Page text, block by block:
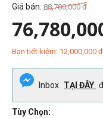
Giá bán: 88,780,000 đ
Bạn tiết kiệm: 12,000,000 đ
Inbox TẠI ĐÂY
Tùy Chọn: